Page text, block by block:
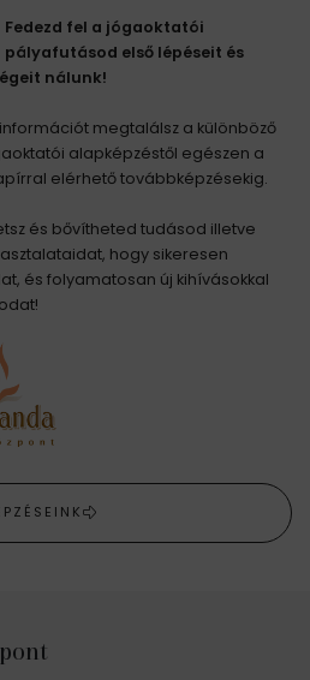
Fedezd fel a jógaoktatói
pályafutásod első lépéseit és
nálunk!
megtalálsz a különböző
alapképzéstől egészen a
elérhető továbbképzésekig.
és bővítheted tudásod illetve
hogy sikeresen
és folyamatosan új kihívásokkal